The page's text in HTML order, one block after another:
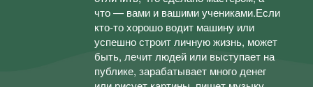
что — вами и вашими учениками.Если
кто-то хорошо водит машину или
успешно строит личную жизнь, может
быть, лечит людей или выступает на
публике, зарабатывает много денег